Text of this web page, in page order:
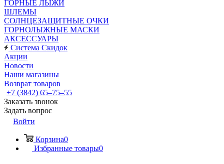
ГОРНЫЕ ЛЫЖИ
ШЛЕМЫ
СОЛНЦЕЗАЩИТНЫЕ ОЧКИ
ГОРНОЛЫЖНЫЕ МАСКИ
АКСЕССУАРЫ
Система Скидок
Акции
Новости
Наши магазины
Возврат товаров
+7 (3842) 65–75–55
Заказать звонок
Задать вопрос
Войти
Корзина0
Избранные товары0